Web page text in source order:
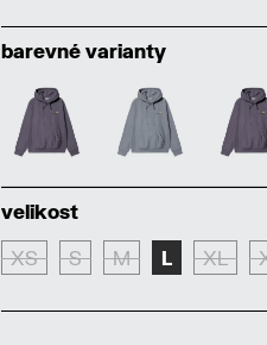
barevné varianty
velikost
XS S M L XL